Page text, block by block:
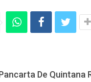
De Quintana